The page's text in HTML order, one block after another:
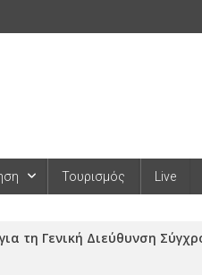
Τουρισμός Live
τη Γενική Διεύθυνση